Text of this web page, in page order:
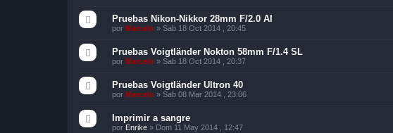
Pruebas Nikon-Nikkor 28mm F/2.0 AI
por Marcelo » Sab 18 Oct 2014 , 20:45
Pruebas Voigtländer Nokton 58mm F/1.4 SL
por Marcelo » Sab 18 Oct 2014 , 20:37
Pruebas Voigtländer Ultron 40
por Marcelo » Sab 08 Mar 2014 , 23:06
Imprimir a sangre
por Enrike » Dom 11 May 2014 , 12:47